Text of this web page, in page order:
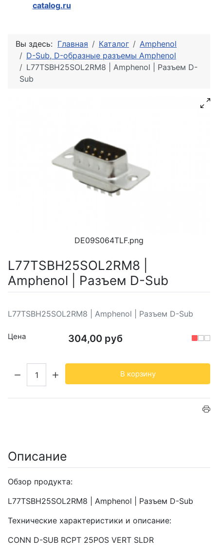
catalog.ru
Вы здесь: Главная Каталог
Amphenol
D-Sub, D-образные разъемы Amphenol
L77TSBH25SOL2RM8 | Amphenol | Разъем D-
Sub
DE09S064TLF.png
L77TSBH25SOL2RM8 |
Amphenol | Разъем D-Sub
L77TSBH25SOL2RM8 | Amphenol | Разъем D-Sub
Цена 304,00 руб
В корзину
Описание
Обзор продукта:
L77TSBH25SOL2RM8 | Amphenol | Разъем D-Sub
Технические характеристики и описание:
CONN D-SUB RCPT 25POS VERT SLDR